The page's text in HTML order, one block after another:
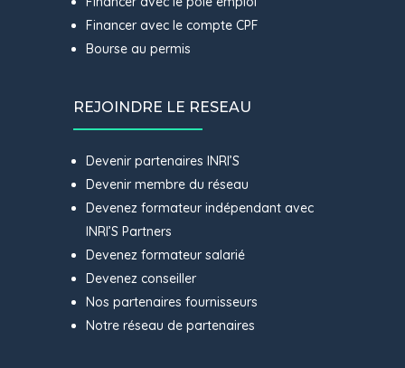
Financer avec le compte CPF
Bourse au permis
REJOINDRE LE RESEAU
Devenir partenaires INRI’S
Devenir membre du réseau
Devenez formateur indépendant avec
INRI’S Partners
Devenez formateur salarié
Devenez conseiller
Nos partenaires fournisseurs
Notre réseau de partenaires